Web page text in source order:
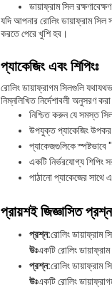
ডায়াফ্রাম সিল
যদি আপনার রোলিং ডায়াফ্রাম
করতে পেরে খুশি হব।
প্যাকেজিং এবং শিপিংঃ
রোলিং ডায়াফ্রাগম সিলগুলি
নিম্নলিখিত নির্দেশাবলী অনুসরণ
নিশ্চিত করুন যে সমস্ত
উপযুক্ত প্যাকেজিং
প্যাকেজগুলিকে
একটি নির্ভরযোগ্য শিপিং
পাঠানো প্যাকেজের সাথে
প্রায়শই জিজ্ঞাসিত
প্রশ্ন:রোলিং ডায়াফ্রাম
উঃএকটি রোলিং ডায়াফ্রাম
প্রশ্ন:রোলিং ডায়াফ্রাম
উঃএকটি রোলিং